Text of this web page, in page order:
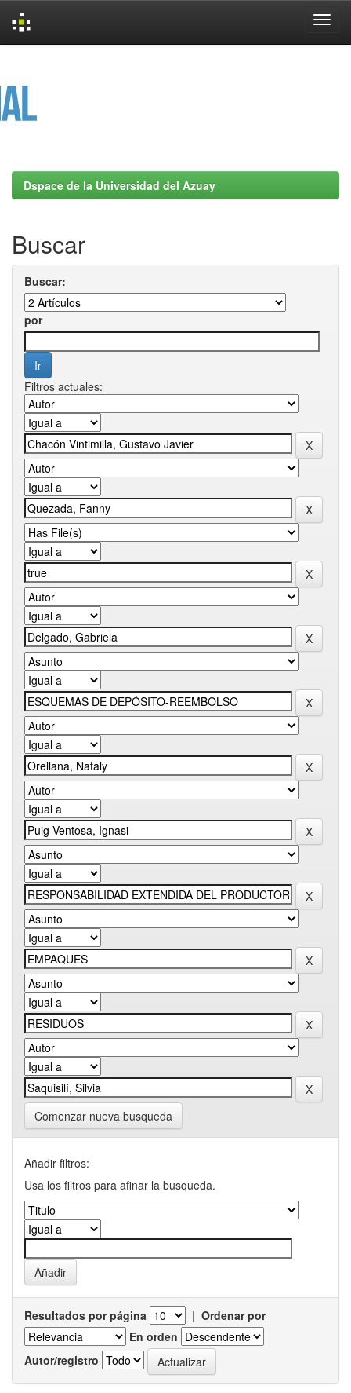
Dspace de la Universidad del Azuay
Buscar
Buscar:
por
Filtros actuales:
Comenzar nueva busqueda
Añadir filtros:
Usa los filtros para afinar la busqueda.
Resultados por página | Ordenar por
En orden
Autor/registro